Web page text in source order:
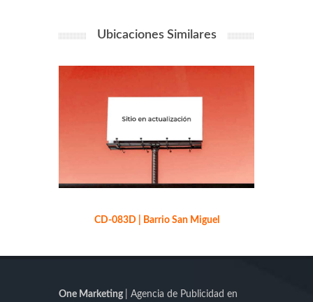
Ubicaciones Similares
CD-083D | Barrio San Miguel
One Marketing
| Agencia de Publicidad en